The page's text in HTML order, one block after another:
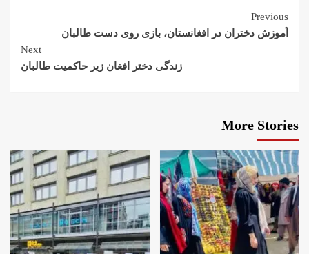
Previous
آموزش دختران در افغانستان، بازی روی دست طالبان
Next
زندگی دختر افغان زیر حاکمیت طالبان
More Stories